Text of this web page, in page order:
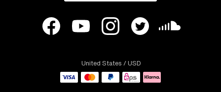
United States / USD